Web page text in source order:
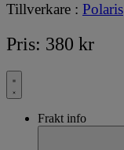
Tillverkare : Polaris
Pris: 380 kr
Frakt info